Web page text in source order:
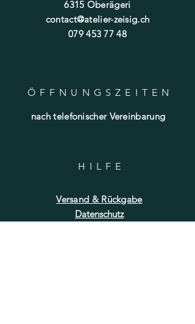
6315 Oberägeri
contact@atelier-zeisig.ch
079 453 77 48
ÖFFNUNGSZEITE N
nach telefonischer Vereinbarung
HILF E
Versand & Rückgabe
Datenschutz